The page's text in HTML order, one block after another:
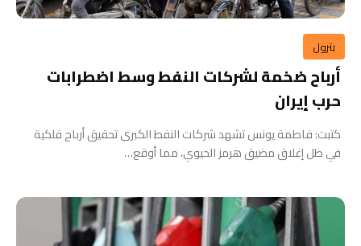
بترول
أرباح ضخمة لشركات النفط وسط اضطرابات
حرب إيران
كتبت: فاطمة يونس تشهد شركات النفط الكبرى تحقيق أرباح فلكية
في ظل إغلاق مضيق هرمز الحيوي، مما أوقع…